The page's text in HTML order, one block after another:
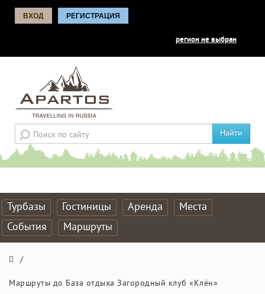
ВХОД РЕГИСТРАЦИЯ
регион не выбран
Найти
Турбазы Гостиницы Аренда
Места
События
Маршруты
/
Маршруты до База отдыха Загородный клуб «Клён»